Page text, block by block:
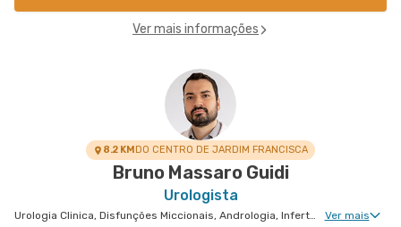
Ver mais informações
8.2 KMDO CENTRO DE JARDIM FRANCISCA
Bruno Massaro Guidi
Urologista
Urologia Clinica, Disfunções Miccionais, Andrologia, Infertilidade Masculina, Urologia Oncológica, Cirurgia Urológica Ver mais